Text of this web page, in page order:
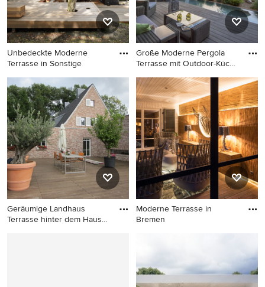
Unbedeckte Moderne
Terrasse in Sonstige
Unbedeckte Moderne
Terrasse in Sonstige
Große Moderne Pergola
Terrasse mit Outdoor-Küche
Große Moderne Pergola
Terrasse mit Outdoor-Küche
in München
Geräumige Landhaus
Terrasse hinter dem Haus
Moderne Terrasse in
Bremen
Moderne Terrasse in Bremen